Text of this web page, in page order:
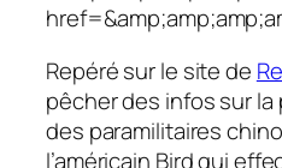
Repéré sur le site de
pêcher des infos sur
des paramilitaires
l’américain Bird qui